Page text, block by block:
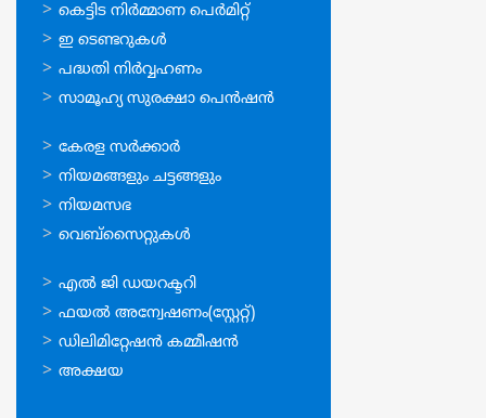
ഓണ്‍ലൈന്‍
സേവനങ്ങള്‍
കെട്ടിട നിര്‍മ്മാണ പെര്‍മിറ്റ്‌
ഇ ടെണ്ടറുകള്‍
പദ്ധതി നിര്‍വ്വഹണം
സാമൂഹ്യ സുരക്ഷാ പെന്‍ഷന്‍
ഉപയോഗപ്രദമായ
കണ്ണികള്‍
കേരള സര്‍ക്കാര്‍
നിയമങ്ങളും ചട്ടങ്ങളും
നിയമസഭ
വെബ്സൈറ്റുകള്‍
ഉപയോഗപ്രദമായ
കണ്ണികള്‍
എല്‍ ജി ഡയറക്ടറി
ഫയല്‍ അന്വേഷണം(സ്റ്റേറ്റ്)
ഡിലിമിറ്റേഷന്‍ കമ്മീഷന്‍
അക്ഷയ